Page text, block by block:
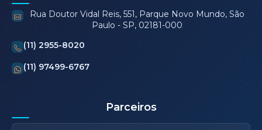
Rua Doutor Vidal Reis, 551, Parque Novo Mundo, São
Paulo - SP, 02181-000
(11) 2955-8020
(11) 97499-6767
Parceiros